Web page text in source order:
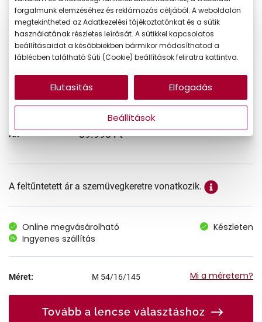
Virtuális próba
Ár: 89.990 Ft
A feltűntetett ár a szemüvegkeretre vonatkozik.
Online megvásárolható
Készleten
Ingyenes szállítás
Méret: M 54/16/145 Mi a méretem?
Tovább a lencse választáshoz
forgalmunk elemzéséhez és reklámozás céljából. A weboldalon
megtekintheted az Adatkezelési tájékoztatónkat és a sütik
használatának részletes leírását. A sütikkel kapcsolatos
beállításaidat a későbbiekben bármikor módosíthatod a
láblécben található Süti (Cookie) beállítások feliratra kattintva.
Beállítások
Elutasítás Elfogadás